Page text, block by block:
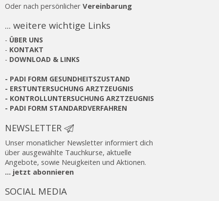
Oder nach persönlicher Vereinbarung
... weitere wichtige Links
- ÜBER UNS
- KONTAKT
- DOWNLOAD & LINKS
- PADI FORM GESUNDHEITSZUSTAND
- ERSTUNTERSUCHUNG ARZTZEUGNIS
- KONTROLLUNTERSUCHUNG ARZTZEUGNIS
- PADI FORM STANDARDVERFAHREN
NEWSLETTER
Unser monatlicher Newsletter informiert dich
über ausgewählte Tauchkurse, aktuelle
Angebote, sowie Neuigkeiten und Aktionen.
... jetzt abonnieren
SOCIAL MEDIA